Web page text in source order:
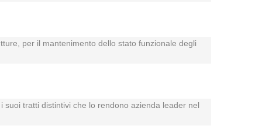
per il mantenimento dello stato funzionale degli
tratti distintivi che lo rendono azienda leader nel